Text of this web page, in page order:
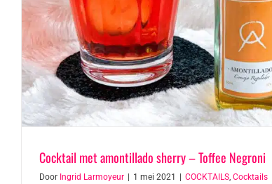
Cocktail met amontillado sherry – Toffee Negroni
Door Ingrid Larmoyeur 1 mei 2021 COCKTAILS, Cocktails